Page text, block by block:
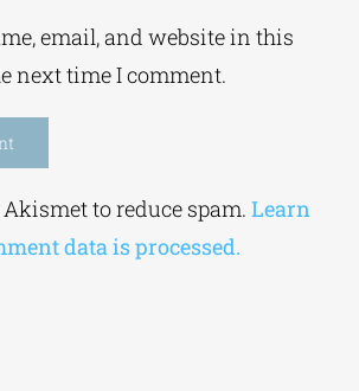
email, and website in this
next time I comment.
to reduce spam. Learn
data is processed.